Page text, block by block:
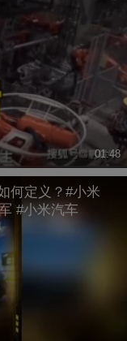
01:48
何定义？#小米
#小米汽车